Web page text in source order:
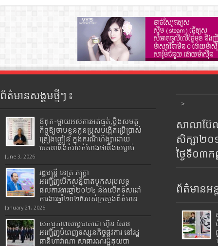
ព័ត៌មានសង្គមថ្មីៗ ៖
ឪពុក-ម្ដាយអស់ការអត់ធ្មត់,ប្ដឹងសមត្ថ
កិច្ចឱ្យចាប់ខ្លួនកូនប្រុសបង្កើតប្រើប្រាស់
គ្រឿងញៀន ក្នុងករណីហិង្សាដោយ
ចេតនានិងគំរាមកំហែងថានឹងសម្លាប់
June 3, 2026
រដ្ឋមន្រ្តី​ នេត្រ​ ភក្ត្រា​
អញ្ជើញបើកសន្និបាតបូកសរុបលទ្ធ
ផលការងារឆ្នាំ២០២៤ និងលើកទិសដៅ
ការងារឆ្នាំ២០២៥របស់​ក្រសួង​ព័ត៌មាន​
January 21, 2025
សកម្មភាពសម្តេចតេជោ ហ៊ុន សែន
អញ្ជើញបំពេញទស្សនកិច្ចផ្លូវការ នៅរដ្ឋ
ធានីហាវ៉ាណា សាធារណរដ្ឋគុយបា
>
សាលាប៊ែ
សិក្សា២
ថ្ងៃទី០៣
ព័ត៌មានអន្